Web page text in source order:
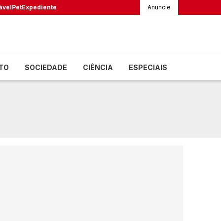
PetExpediente Anuncie
SOCIEDADE CIÊNCIA ESPECIAIS